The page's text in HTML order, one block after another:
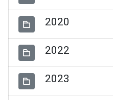
2020
2022
2023